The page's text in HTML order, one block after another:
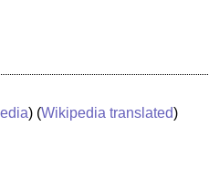
) (Wikipedia translated)